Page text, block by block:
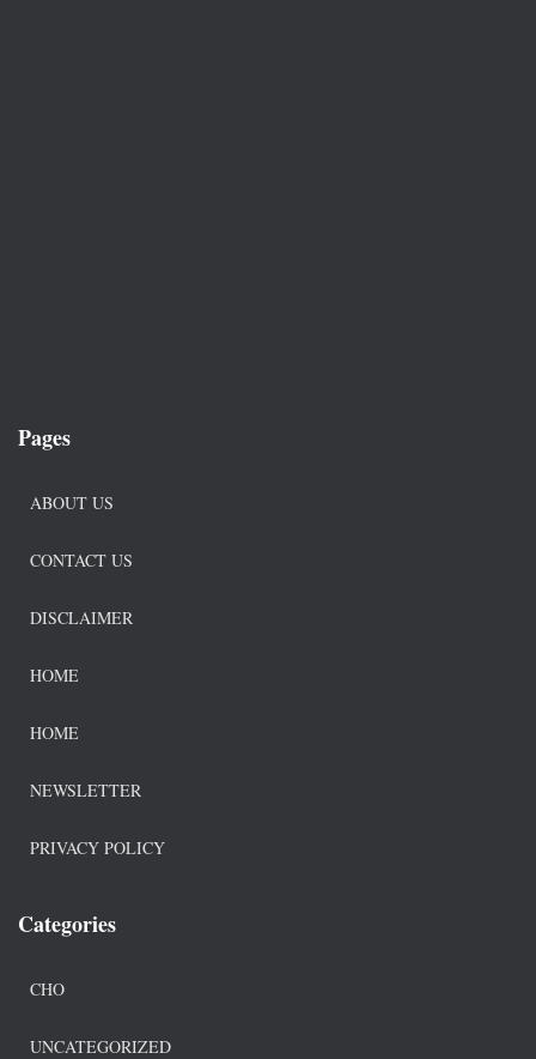
Pages
ABOUT US
CONTACT US
DISCLAIMER
HOME
HOME
NEWSLETTER
PRIVACY POLICY
Categories
CHO
UNCATEGORIZED